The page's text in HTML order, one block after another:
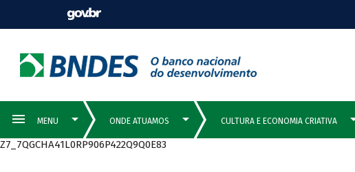
Z7_7QGCHA41L0RP906P422Q9Q0E83